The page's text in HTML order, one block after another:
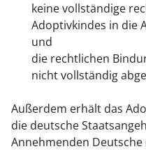
keine vollständige
Adoptivkindes in die
und
die rechtlichen
nicht vollständig
Außerdem erhält das
die deutsche
Annehmenden